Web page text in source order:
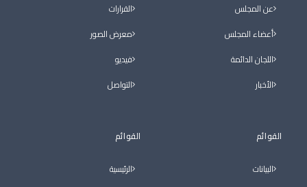
عن المجلس
أعضاء المجلس
اللجان الدائمة
الأخبار
القوائم
البيانات
القرارات
معرض الصور
فيديو
التواصل
القوائم
الرئيسية